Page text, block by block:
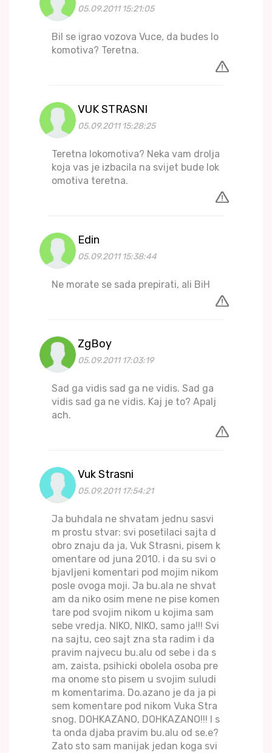
05.09.2011 15:21:05
Bil se igrao vozova Vuce, da budes lo
komotiva? Teretna.
VUK STRASNI
05.09.2011 15:28:25
Teretna lokomotiva? Neka vam drolja
koja vas je izbacila na svijet bude lok
omotiva teretna.
Edin
05.09.2011 15:38:44
Ne morate se sada prepirati, ali BiH
ZgBoy
05.09.2011 17:03:19
Sad ga vidis sad ga ne vidis. Sad ga
vidis sad ga ne vidis. Kaj je to? Apalj
ach.
Vuk Strasni
05.09.2011 17:54:21
Ja buhdala ne shvatam jednu sasvi
m prostu stvar: svi posetilaci sajta d
obro znaju da ja, Vuk Strasni, pisem k
omentare od juna 2010. i da su svi o
bjavljeni komentari pod mojim nikom
posle ovoga moji. Ja bu.ala ne shvat
am da niko osim mene ne pise komen
tare pod svojim nikom u kojima sam
sebe vredja. NIKO, NIKO, samo ja!!! Svi
na sajtu, ceo sajt zna sta radim i da
pravim najvecu bu.alu od sebe i da s
am, zaista, psihicki obolela osoba pre
ma onome sto pisem u svojim suludi
m komentarima. Do.azano je da ja pi
sem komentare pod nikom Vuka Stra
snog. DOHKAZANO, DOHKAZANO!!! I s
ta onda djaba pravim bu.alu od se.e?
Zato sto sam manijak jedan koga svi